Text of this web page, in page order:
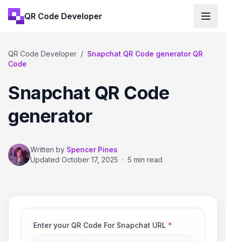
QR Code Developer
QR Code Developer / Snapchat QR Code generator QR
Code
Snapchat QR Code
generator
Written by Spencer Pines
Updated October 17, 2025 · 5 min read
Enter your QR Code For Snapchat URL *